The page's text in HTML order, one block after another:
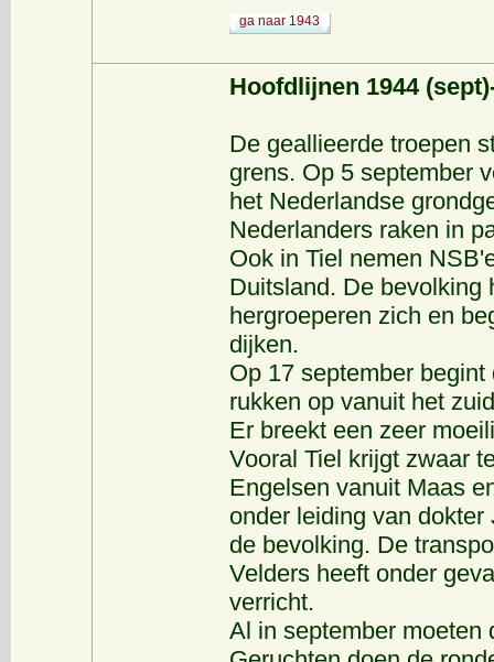
ga naar 1943
Hoofdlijnen 1944
De geallieerde troepen
grens. Op 5 september
het Nederlandse
Nederlanders raken in
Ook in Tiel nemen
Duitsland. De bevolking
hergroeperen zich en
dijken.
Op 17 september
rukken op vanuit het
Er breekt een zeer
Vooral Tiel krijgt zwaar
Engelsen vanuit Maas
onder leiding van
de bevolking. De
Velders heeft onder
verricht.
Al in september moeten